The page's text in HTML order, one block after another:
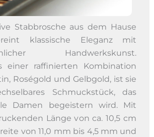
Stabbrosche aus dem Hause
klassische Eleganz mit
Handwerkskunst.
einer raffinierten Kombination
Roségold und Gelbgold, ist sie
Schmuckstück, das
Damen begeistern wird. Mit
Länge von ca. 10,5 cm
von 11,0 mm bis 4,5 mm und